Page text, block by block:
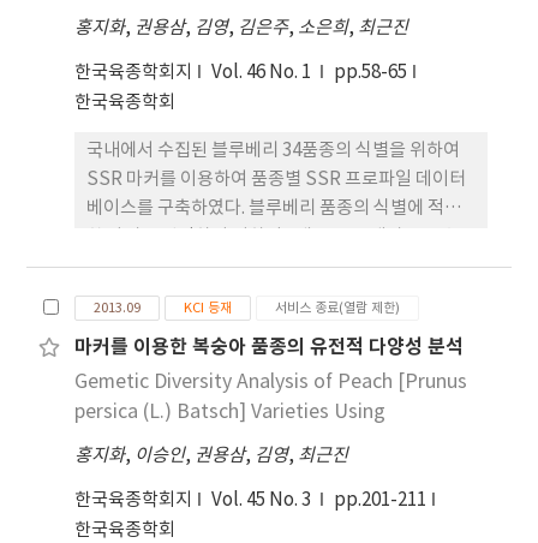
method could be utilized to determine the
seventeen SSR alleles were detected for
each locus, with an average of 10.0 alleles per
locus. Average polymorphism information
0.549 to 0.870. A total of 210 SSR marker loci
were used to calculate Jaccard’s distance
coefficients for cluster analysis by an
arithmetical average (UPGMA). The genetic
distance ranged from 0.06 to 1.00 in 38
varieties. Out of 38 plum varieties, 32 were
identified using the 21 SSR markers.
Therefore, these SSR markers may be
employed to complement distinctness,
uniformity, and stability (DUS) tests or as
potential tools to solve seed disputes
regarding plums.
홍지화, 권용삼, 김영, 김은주, 소은희, 최근진
한국육종학회지 Vol. 46 No. 1
pp.58-65
한국육종학회
국내에서 수집된 블루베리 34품종의 식별을 위하여
SSR 마커를 이용하여 품종별 SSR 프로파일 데이터
베이스를 구축하였다. 블루베리 품종의 식별에 적합
49개의 마커를 분석하였다. 6개 품종간에 높은 다형
성과 재현성을 나타내고, 밴드패턴이 선명한 17개의
마커를 선발하여 공시된 34품종을 분석하였을 때 총
115개의 대립유전자가 분석되었다. 대립유전자의 수
의 분포는 2∼15개를 나타내었고, 마커당 평균 대립
유전자의 수는 6.8개로 분석되었다. PIC 값은
로 나타났다. 115개의 대립유전자를 Jaccard 방법에
의해 유사도를 산출하고 비가중 산술방식에 의해 집
괴 분석한 결과 공시품종의 유전적 거리는 0.31∼0.81
2013.09 KCI 등재 서비스 종료(열람 제한)
마커를 이용한 복숭아 품종의 유전적 다양성 분석
Gemetic Diversity Analysis of Peach [Prunus
persica (L.) Batsch] Varieties Using
홍지화, 이승인, 권용삼, 김영, 최근진
한국육종학회지 Vol. 45 No. 3
pp.201-211
한국육종학회